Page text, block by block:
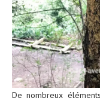
De nombreux